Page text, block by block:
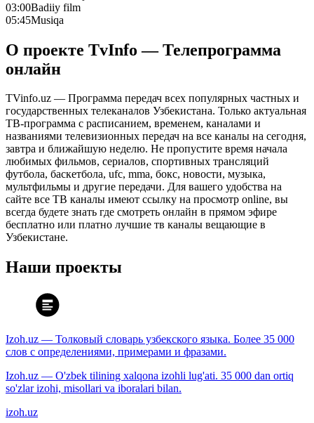
03:00Badiiy film
05:45Musiqa
О проекте TvInfo — Телепрограмма
онлайн
TVinfo.uz — Программа передач всех популярных частных и
государственных телеканалов Узбекистана. Только актуальная
ТВ-программа с расписанием, временем, каналами и
названиями телевизионных передач на все каналы на сегодня,
завтра и ближайшую неделю. Не пропустите время начала
любимых фильмов, сериалов, спортивных трансляций
футбола, баскетбола, ufc, mma, бокс, новости, музыка,
мультфильмы и другие передачи. Для вашего удобства на
сайте все ТВ каналы имеют ссылку на просмотр online, вы
всегда будете знать где смотреть онлайн в прямом эфире
бесплатно или платно лучшие тв каналы вещающие в
Узбекистане.
Наши проекты
Izoh.uz — Толковый словарь узбекского языка. Более 35 000
слов с определениями, примерами и фразами.
Izoh.uz — O'zbek tilining xalqona izohli lug'ati. 35 000 dan ortiq
so'zlar izohi, misollari va iboralari bilan.
izoh.uz